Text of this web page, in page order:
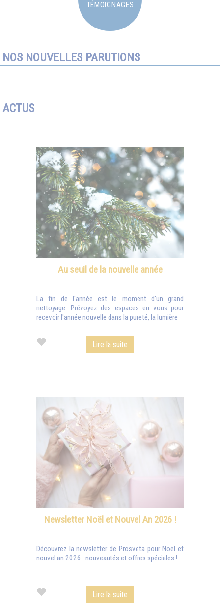
TÉMOIGNAGES
NOS NOUVELLES PARUTIONS
ACTUS
Au seuil de la nouvelle année
La fin de l'année est le moment d'un grand
nettoyage. Prévoyez des espaces en vous pour
recevoir l'année nouvelle dans la pureté, la lumière
Lire la suite
Newsletter Noël et Nouvel An 2026 !
Découvrez la newsletter de Prosveta pour Noël et
nouvel an 2026 : nouveautés et offres spéciales !
Lire la suite